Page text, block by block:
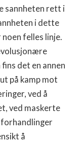
sannheten rett i
i dette
felles linje.
fins det en annen
på kamp mot
ved å
ved maskerte
å